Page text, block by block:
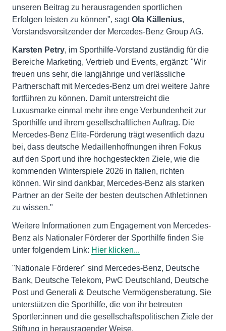
unseren Beitrag zu herausragenden sportlichen
Erfolgen leisten zu können", sagtOla Källenius,
Vorstandsvorsitzender der Mercedes-Benz Group AG.
Karsten Petry, im Sporthilfe-Vorstand zuständig für die
Bereiche Marketing, Vertrieb und Events, ergänzt: "Wir
freuen uns sehr, die langjährige und verlässliche
Partnerschaft mit Mercedes-Benz um drei weitere Jahre
fortführen zu können. Damit unterstreicht die
Luxusmarke einmal mehr ihre enge Verbundenheit zur
Sporthilfe und ihrem gesellschaftlichen Auftrag. Die
Mercedes-Benz Elite-Förderung trägt wesentlich dazu
bei, dass deutsche Medaillenhoffnungen ihren Fokus
auf den Sport und ihre hochgesteckten Ziele, wie die
kommenden Winterspiele 2026 in Italien, richten
können. Wir sind dankbar, Mercedes-Benz als starken
Partner an der Seite der besten deutschen Athlet:innen
zu wissen."
Weitere Informationen zum Engagement von Mercedes-
Benz als Nationaler Förderer der Sporthilfe finden Sie
unter folgendem Link: Hier klicken...
"Nationale Förderer" sind Mercedes-Benz, Deutsche
Bank, Deutsche Telekom, PwC Deutschland, Deutsche
Post und Generali & Deutsche Vermögensberatung. Sie
unterstützen die Sporthilfe, die von ihr betreuten
Sportler:innen und die gesellschaftspolitischen Ziele der
Stiftung in herausragender Weise.